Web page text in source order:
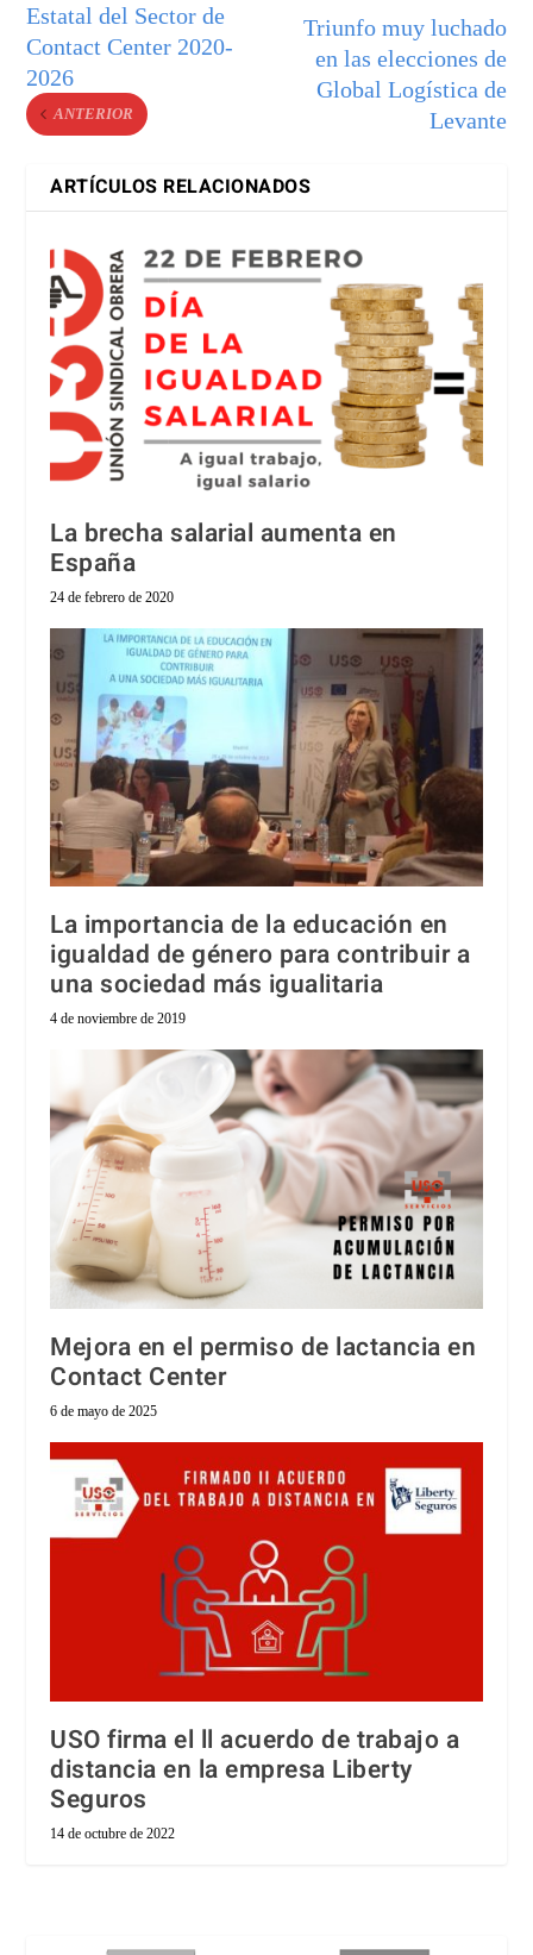
Estatal del Sector de
Contact Center 2020-
2026
ANTERIOR
Triunfo muy luchado
en las elecciones de
Global Logística de
Levante
ARTÍCULOS RELACIONADOS
La brecha salarial aumenta en
España
24 de febrero de 2020
La importancia de la educación en
igualdad de género para contribuir a
una sociedad más igualitaria
4 de noviembre de 2019
Mejora en el permiso de lactancia en
Contact Center
6 de mayo de 2025
USO firma el ll acuerdo de trabajo a
distancia en la empresa Liberty
Seguros
14 de octubre de 2022